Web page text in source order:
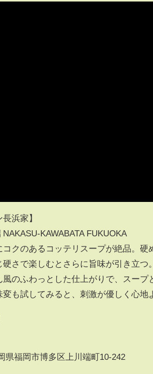
浜家】
KAWABATA FUKUOKA
コクのあるコッテリスープが絶品。
さで楽しむとさらに旨味が引き立つ。
風のふわっとした仕上がりで、スープ
変も試してみると、刺激が優しく心地
県福岡市博多区上川端町10-242